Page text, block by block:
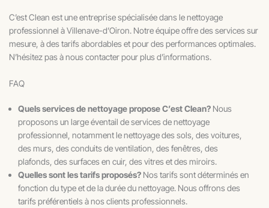
C’est Clean est une entreprise spécialisée dans le nettoyage
professionnel à Villenave-d’Oiron. Notre équipe offre des services sur
mesure, à des tarifs abordables et pour des performances optimales.
N’hésitez pas à nous contacter pour plus d’informations.
FAQ
Quels services de nettoyage propose C’est Clean? Nous
proposons un large éventail de services de nettoyage
professionnel, notamment le nettoyage des sols, des voitures,
des murs, des conduits de ventilation, des fenêtres, des
plafonds, des surfaces en cuir, des vitres et des miroirs.
Quelles sont les tarifs proposés? Nos tarifs sont déterminés en
fonction du type et de la durée du nettoyage. Nous offrons des
tarifs préférentiels à nos clients professionnels.